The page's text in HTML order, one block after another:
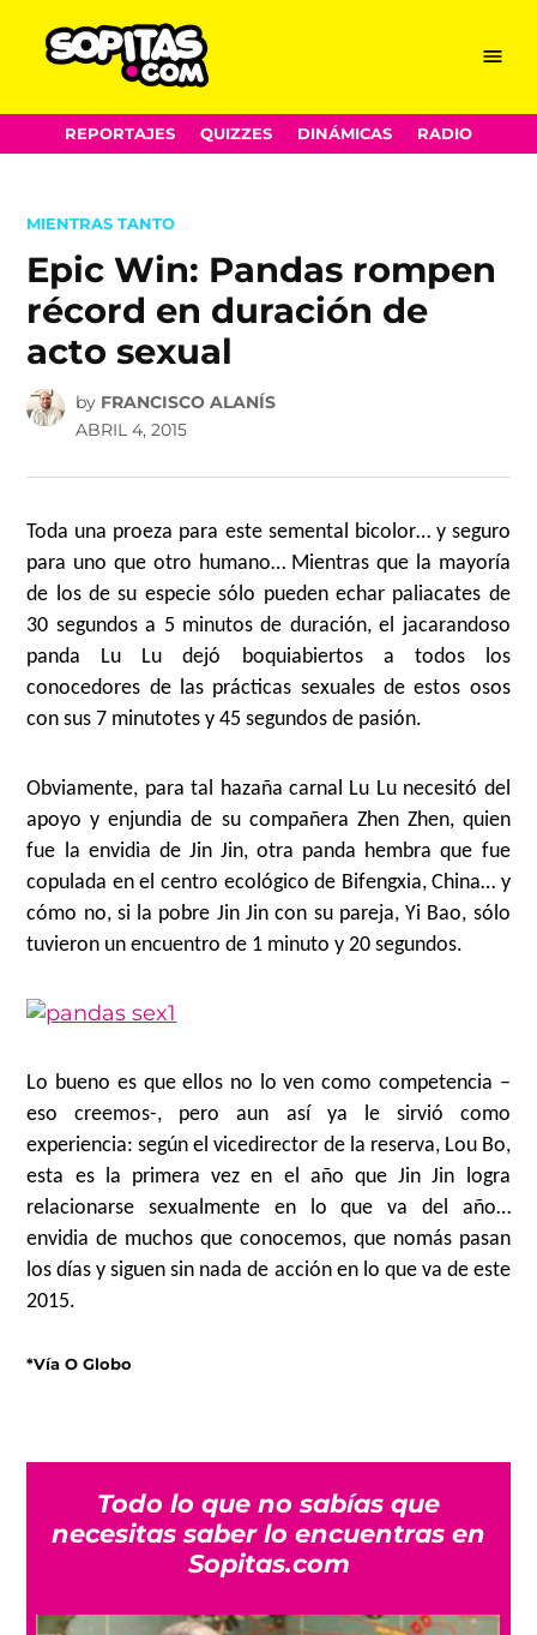
Skip
to
Menu
REPORTAJES QUIZZES DINÁMICAS RADIO
POSTED
MIENTRAS TANTO
Epic Win: Pandas rompen
récord en duración de
acto sexual
by FRANCISCO ALANÍS
ABRIL 4, 2015
Toda una proeza para este semental bicolor… y seguro
para uno que otro humano… Mientras que la mayoría
de los de su especie sólo pueden echar paliacates de
30 segundos a 5 minutos de duración, el jacarandoso
panda Lu Lu dejó boquiabiertos a todos los
conocedores de las prácticas sexuales de estos osos
con sus 7 minutotes y 45 segundos de pasión.
Obviamente, para tal hazaña carnal Lu Lu necesitó del
apoyo y enjundia de su compañera Zhen Zhen, quien
fue la envidia de Jin Jin, otra panda hembra que fue
copulada en el centro ecológico de Bifengxia, China… y
cómo no, si la pobre Jin Jin con su pareja, Yi Bao, sólo
tuvieron un encuentro de 1 minuto y 20 segundos.
Lo bueno es que ellos no lo ven como competencia –
eso creemos-, pero aun así ya le sirvió como
experiencia: según el vicedirector de la reserva, Lou Bo,
esta es la primera vez en el año que Jin Jin logra
relacionarse sexualmente en lo que va del año…
envidia de muchos que conocemos, que nomás pasan
los días y siguen sin nada de acción en lo que va de este
2015.
*Vía O Globo
Todo lo que no sabías que
necesitas saber lo encuentras en
Sopitas.com